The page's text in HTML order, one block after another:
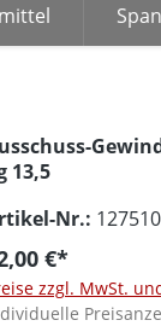
13,5
Nr.:
€*
zzgl. MwSt.